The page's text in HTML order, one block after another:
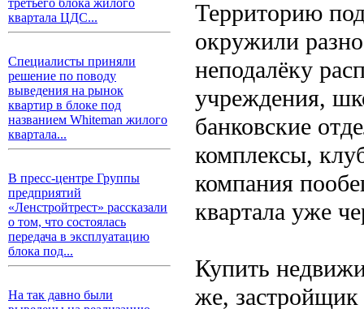
третьего блока жилого
квартала ЦДС...
Специалисты приняли
решение по поводу
выведения на рынок
квартир в блоке под
названием Whiteman жилого
квартала...
В пресс-центре Группы
предприятий
«Ленстройтрест» рассказали
о том, что состоялась
передача в эксплуатацию
блока под...
На так давно были
Территорию
окружили
неподалёку
учреждения,
банковские
комплексы,
компания
квартала уже
Купить
же, застройщик